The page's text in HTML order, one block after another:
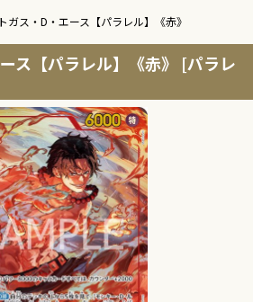
ガス・D・エース【パラレル】《赤》
ス【パラレル】《赤》 [パラレ